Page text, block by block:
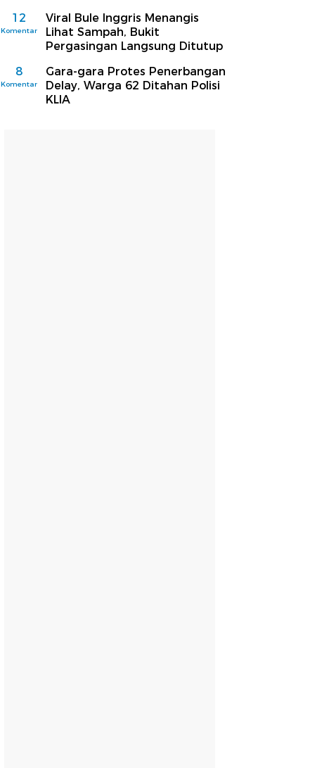
12
Komentar
Viral Bule Inggris Menangis
Lihat Sampah, Bukit
Pergasingan Langsung Ditutup
8
Komentar
Gara-gara Protes Penerbangan
Delay, Warga 62 Ditahan Polisi
KLIA